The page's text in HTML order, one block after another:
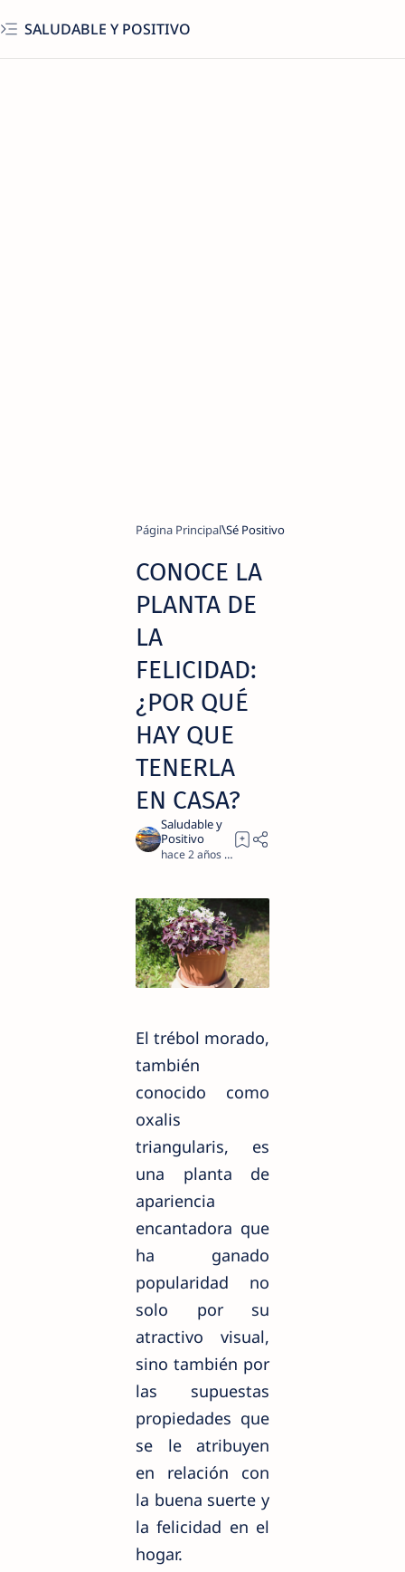
SALUDABLE Y POSITIVO
Página Principal Sé Positivo
CONOCE LA
PLANTA DE
LA
FELICIDAD:
¿POR QUÉ
HAY QUE
TENERLA
EN CASA?
hace 2 años 2
El trébol morado,
también
conocido como
oxalis
triangularis, es
una planta de
apariencia
encantadora que
ha ganado
popularidad no
solo por su
atractivo visual,
sino también por
las supuestas
propiedades que
se le atribuyen
en relación con
la buena suerte y
la felicidad en el
hogar.